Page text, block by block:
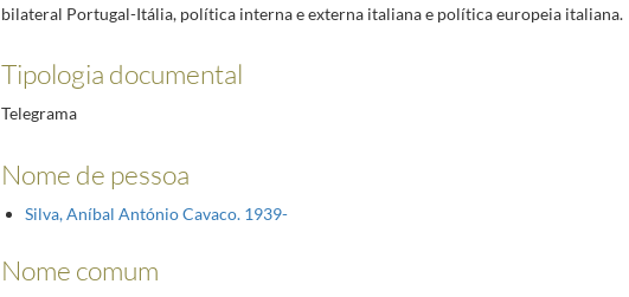
bilateral Portugal-Itália, política interna e externa italiana e política europeia italiana.
Tipologia documental
Telegrama
Nome de pessoa
Silva, Aníbal António Cavaco. 1939-
Nome comum